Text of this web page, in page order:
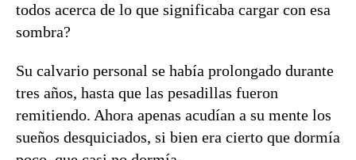
todos acerca de lo que significaba cargar con esa
sombra?
Su calvario personal se había prolongado durante
tres años, hasta que las pesadillas fueron
remitiendo. Ahora apenas acudían a su mente los
sueños desquiciados, si bien era cierto que dormía